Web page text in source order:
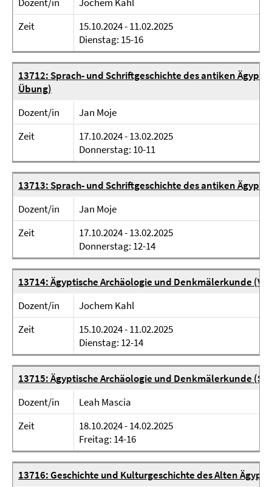
Zeit
15.10.2024 - 11.02.2025
Dienstag: 15-16
13712: Sprach- und Schriftgeschichte des antiken
Übung)
Dozent/in
Jan Moje
Zeit
17.10.2024 - 13.02.2025
Donnerstag: 10-11
13713: Sprach- und Schriftgeschichte des antiken
Dozent/in
Jan Moje
Zeit
17.10.2024 - 13.02.2025
Donnerstag: 12-14
13714: Ägyptische Archäologie und Denkmälerkunde
Dozent/in
Jochem Kahl
Zeit
15.10.2024 - 11.02.2025
Dienstag: 12-14
13715: Ägyptische Archäologie und Denkmälerkunde
Dozent/in
Leah Mascia
Zeit
18.10.2024 - 14.02.2025
Freitag: 14-16
13716: Geschichte und Kulturgeschichte des Alten